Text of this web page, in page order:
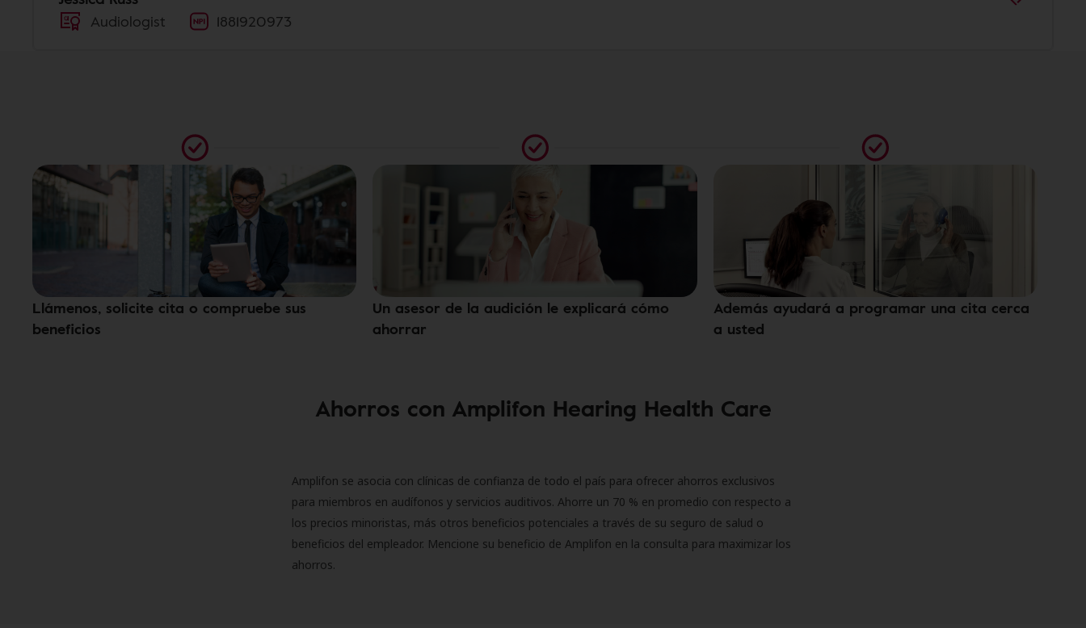
Audiologist
1881920973
Llámenos, solicite cita o compruebe sus
beneficios
Un asesor de la audición le explicará cómo
ahorrar
Además ayudará a programar una cita cerca
a usted
Ahorros con Amplifon Hearing Health Care
Amplifon se asocia con clínicas de confianza de todo el país para ofrecer ahorros exclusivos
para miembros en audífonos y servicios auditivos. Ahorre un 70 % en promedio con respecto a
los precios minoristas, más otros beneficios potenciales a través de su seguro de salud o
beneficios del empleador. Mencione su beneficio de Amplifon en la consulta para maximizar los
ahorros.